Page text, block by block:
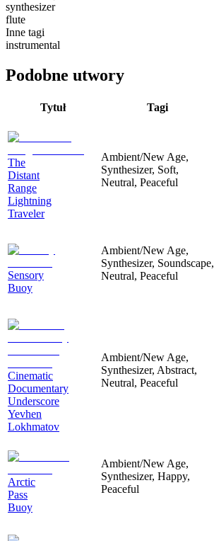
synthesizer
flute
Inne tagi
instrumental
Podobne utwory
Tytuł Tagi
The
Distant
Range
Lightning
Traveler
Ambient/New Age,
Synthesizer, Soft,
Neutral, Peaceful
Sensory
Buoy
Ambient/New Age,
Synthesizer, Soundscape,
Neutral, Peaceful
Cinematic
Documentary
Underscore
Yevhen
Lokhmatov
Ambient/New Age,
Synthesizer, Abstract,
Neutral, Peaceful
Arctic
Pass
Buoy
Ambient/New Age,
Synthesizer, Happy,
Peaceful